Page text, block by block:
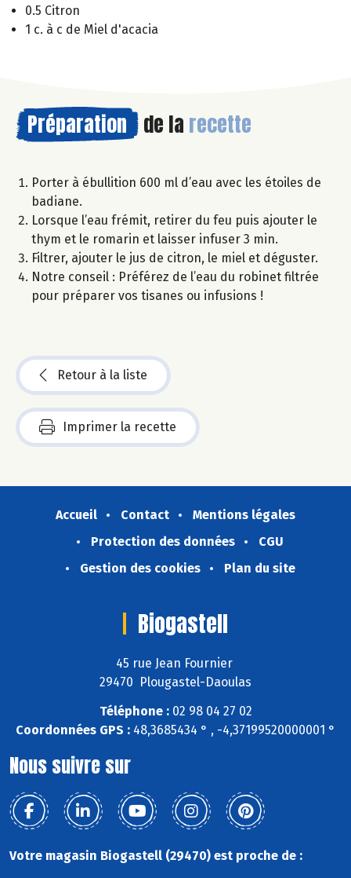
0.5 Citron
1 c. à c de Miel d'acacia
Préparation de la recette
Porter à ébullition 600 ml d’eau avec les étoiles de
badiane.
Lorsque l’eau frémit, retirer du feu puis ajouter le
thym et le romarin et laisser infuser 3 min.
Filtrer, ajouter le jus de citron, le miel et déguster.
Notre conseil : Préférez de l’eau du robinet filtrée
pour préparer vos tisanes ou infusions !
Retour à la liste
Imprimer la recette
Accueil Contact
Mentions légales
Protection des données
CGU
Gestion des cookies
Plan du site
Biogastell
45 rue Jean Fournier
29470 Plougastel-Daoulas
Téléphone :02 98 04 27 02
Coordonnées GPS : 48,3685434 ° , -4,37199520000001 °
Nous suivre sur
Votre magasin Biogastell (29470) est proche de :